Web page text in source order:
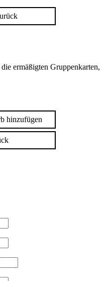
ermäßigten Gruppenkarten,
hinzufügen